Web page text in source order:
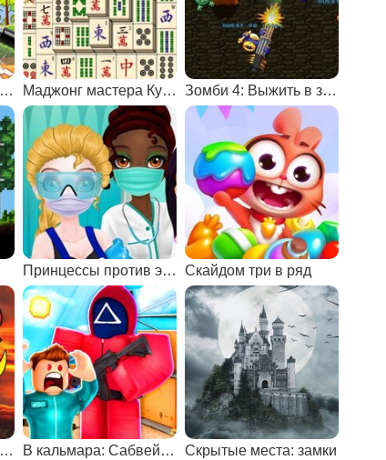
На русском поиск предметов Маджонг мастера Кувана Зомби 4: Выжить в зомби-апокалипсисе
Принцессы против эпидемии Скайдом три в ряд
Машина ест машину: вулканическое приключение В кальмара: Сабвей Серф Скрытые места: замки